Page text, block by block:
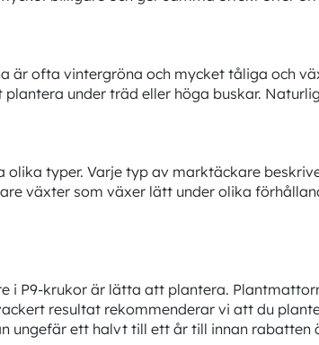
är ofta vintergröna och mycket tåliga och
under träd eller höga buskar.
typer. Varje typ av marktäckare
växter som växer lätt under olika
P9-krukor är lätta att plantera.
resultat rekommenderar vi att du
ungefär ett halvt till ett år till innan rabatten